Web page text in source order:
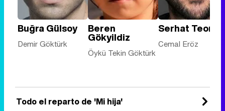
Buğra Gülsoy
Demir Göktürk
Beren
Gökyildiz
Öykü Tekin Göktürk
Serhat
Cemal Eröz
Todo el reparto de 'Mi hija'